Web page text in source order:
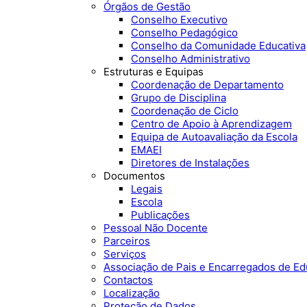
Órgãos de Gestão
Conselho Executivo
Conselho Pedagógico
Conselho da Comunidade Educativa
Conselho Administrativo
Estruturas e Equipas
Coordenação de Departamento
Grupo de Disciplina
Coordenação de Ciclo
Centro de Apoio à Aprendizagem
Equipa de Autoavaliação da Escola
EMAEI
Diretores de Instalações
Documentos
Legais
Escola
Publicações
Pessoal Não Docente
Parceiros
Serviços
Associação de Pais e Encarregados de
Contactos
Localização